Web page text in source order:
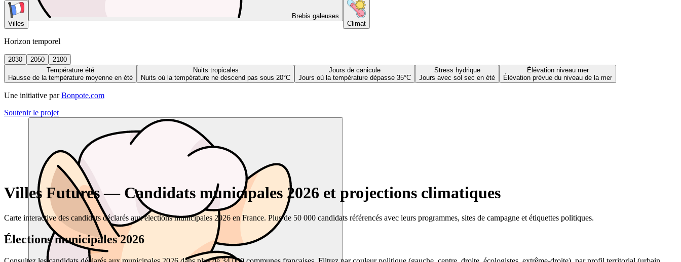
Villes
Brebis galeuses
Climat
Horizon temporel
2030 2050
2100
Température été
Hausse de la température moyenne en été
Nuits tropicales
Nuits où la température ne descend pas sous 20°C
Jours de canicule
Jours où la température dépasse 35°C
Stress hydrique
Jours avec sol sec en été
Élévation niveau mer
Élévation prévue du niveau de la mer
Une initiative par Bonpote.com
Soutenir le projet
Villes Futures — Candidats municipales 2026 et projections climatiques
Carte interactive des candidats déclarés aux élections municipales 2026 en France. Plus de 50 000 candidats référencés avec leurs programmes, sites de campagne et étiquettes politiques.
Élections municipales 2026